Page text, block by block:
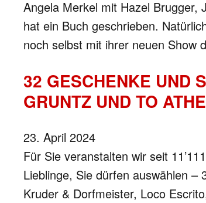
Angela Merkel mit Hazel
hat ein Buch geschrieben.
noch selbst mit ihrer neuen Show
32 GESCHENKE UND
GRUNTZ UND TO
23. April 2024
Für Sie veranstalten wir seit
Lieblinge, Sie dürfen auswählen –
Kruder & Dorfmeister, Loco